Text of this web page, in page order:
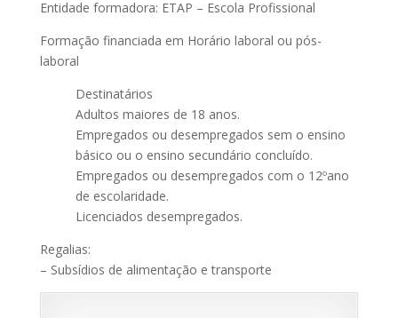
Entidade formadora: ETAP – Escola Profissional
Formação financiada em Horário laboral ou pós-
laboral
Destinatários
Adultos maiores de 18 anos.
Empregados ou desempregados sem o ensino
básico ou o ensino secundário concluído.
Empregados ou desempregados com o 12ºano
de escolaridade.
Licenciados desempregados.
Regalias:
– Subsídios de alimentação e transporte